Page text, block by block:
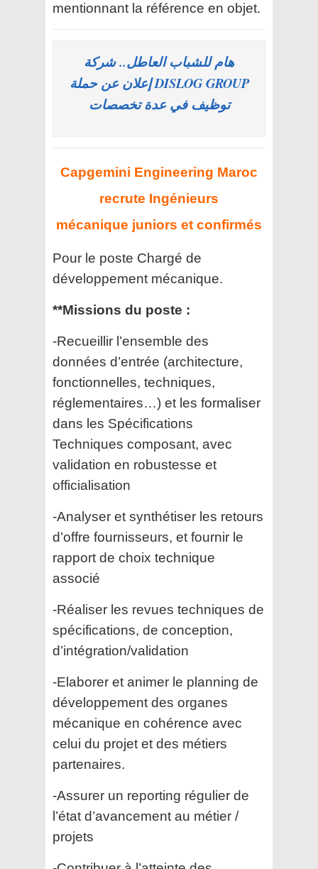
mentionnant la référence en objet.
هام للشباب العاطل.. شركة
DISLOG GROUP إعلان عن حملة
توظيف في عدة تخصصات
Capgemini Engineering Maroc
recrute Ingénieurs
mécanique juniors et confirmés
Pour le poste Chargé de
développement mécanique.
**Missions du poste :
-Recueillir l’ensemble des
données d’entrée (architecture,
fonctionnelles, techniques,
réglementaires…) et les formaliser
dans les Spécifications
Techniques composant, avec
validation en robustesse et
officialisation
-Analyser et synthétiser les retours
d’offre fournisseurs, et fournir le
rapport de choix technique
associé
-Réaliser les revues techniques de
spécifications, de conception,
d’intégration/validation
-Elaborer et animer le planning de
développement des organes
mécanique en cohérence avec
celui du projet et des métiers
partenaires.
-Assurer un reporting régulier de
l’état d’avancement au métier /
projets